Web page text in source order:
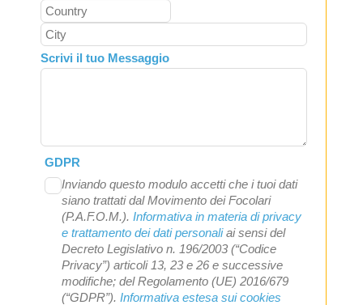
Scrivi il tuo Messaggio
GDPR
Inviando questo modulo accetti che i tuoi dati
siano trattati dal Movimento dei Focolari
(P.A.F.O.M.). Informativa in materia di privacy
e trattamento dei dati personaliai sensi del
Decreto Legislativo n. 196/2003 (“Codice
Privacy”) articoli 13, 23 e 26 e successive
modifiche; del Regolamento (UE) 2016/679
(“GDPR”). Informativa estesa sui cookies